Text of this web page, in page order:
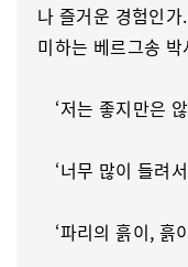
나 즐거운 경험인
미하는 베르그송 박
‘저는 좋지만은
‘너무 많이 들려
‘파리의 흙이, 흙